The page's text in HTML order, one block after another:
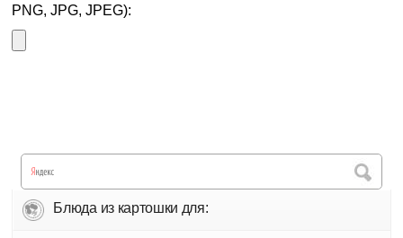
PNG, JPG, JPEG):
Блюда из картошки для: